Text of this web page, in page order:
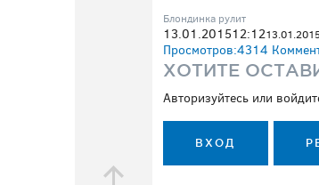
Блондинка рулит
13.01.201512:12
Просмотров:4314
ХОТИТЕ
Авторизуйтесь или
ВХОД